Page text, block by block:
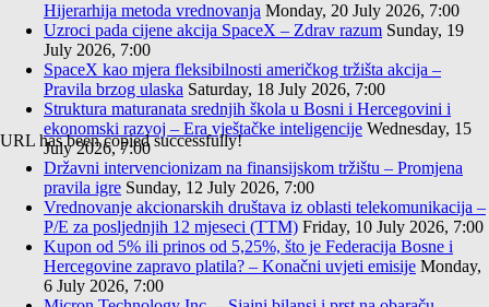
URL has been copied successfully!
Hijerarhija metoda vrednovanja Monday, 20 July 2026, 7:00
Uzroci pada cijene akcija SpaceX – Zdrav razum Sunday, 19
July 2026, 7:00
SpaceX kao mjera fleksibilnosti američkog tržišta akcija –
Pravila brzog ulaska Saturday, 18 July 2026, 7:00
Struktura maturanata srednjih škola u Bosni i Hercegovini i
ekonomski razvoj – Era vještačke inteligencije Wednesday, 15
July 2026, 7:00
Državni intervencionizam na finansijskom tržištu – Promjena
pravila igre Sunday, 12 July 2026, 7:00
Vrednovanje akcionarskih društava iz oblasti telekomunikacija –
P/E za posljednjih 12 mjeseci (TTM) Friday, 10 July 2026, 7:00
Kupon od 5% ili prinos od 5,25%, što je Federacija Bosne i
Hercegovine zapravo platila? – Konačni uvjeti emisije Monday,
6 July 2026, 7:00